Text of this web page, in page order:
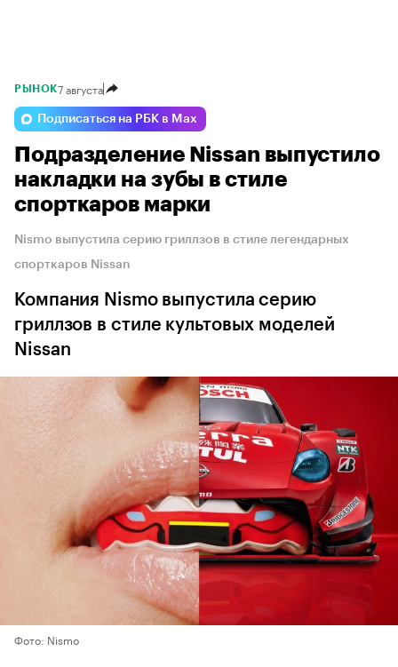
РЫНОК7 августа
Подписаться на РБК в Max
Подразделение Nissan выпустило
накладки на зубы в стиле
спорткаров марки
Nismo выпустила серию гриллзов в стиле легендарных
спорткаров Nissan
Компания Nismo выпустила серию
гриллзов в стиле культовых моделей
Nissan
Фото: Nismo